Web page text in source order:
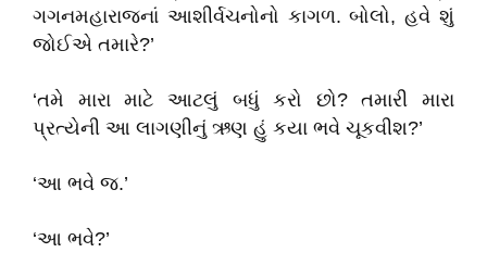
ગગનમહારાજનાં આશીર્વચનોનો કાગળ. બોલો, હવે શું
જોઈએ તમારે?’
‘તમે મારા માટે આટલું બધું કરો છો? તમારી મારા
પ્રત્યેની આ લાગણીનું ઋણ હું કયા ભવે ચૂકવીશ?’
‘આ ભવે જ.’
‘આ ભવે?’